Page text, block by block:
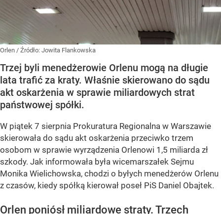
Orlen / Źródło: Jowita Flankowska
Trzej byli menedżerowie Orlenu mogą na długie
lata trafić za kraty. Właśnie skierowano do sądu
akt oskarżenia w sprawie miliardowych strat
państwowej spółki.
W piątek 7 sierpnia Prokuratura Regionalna w Warszawie
skierowała do sądu akt oskarżenia przeciwko trzem
osobom w sprawie wyrządzenia Orlenowi 1,5 miliarda zł
szkody. Jak informowała była wicemarszałek Sejmu
Monika Wielichowska, chodzi o byłych menedżerów Orlenu
z czasów, kiedy spółką kierował poseł PiS Daniel Obajtek.
Orlen poniósł miliardowe straty. Trzech